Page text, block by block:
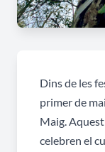
Dins de les
primer de
Maig.
celebren el